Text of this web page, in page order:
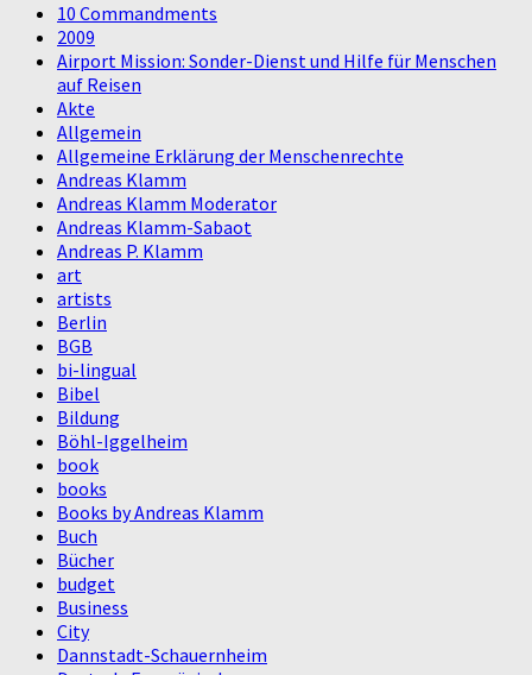
10 Commandments
2009
Airport Mission: Sonder-Dienst und Hilfe für Menschen
auf Reisen
Akte
Allgemein
Allgemeine Erklärung der Menschenrechte
Andreas Klamm
Andreas Klamm Moderator
Andreas Klamm-Sabaot
Andreas P. Klamm
art
artists
Berlin
BGB
bi-lingual
Bibel
Bildung
Böhl-Iggelheim
book
books
Books by Andreas Klamm
Buch
Bücher
budget
Business
City
Dannstadt-Schauernheim